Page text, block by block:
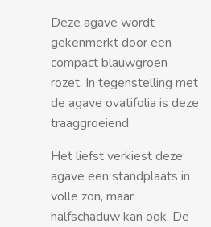
Deze agave wordt
gekenmerkt door een
compact blauwgroen
rozet. In tegenstelling met
de agave ovatifolia is deze
traaggroeiend.
Het liefst verkiest deze
agave een standplaats in
volle zon, maar
halfschaduw kan ook. De